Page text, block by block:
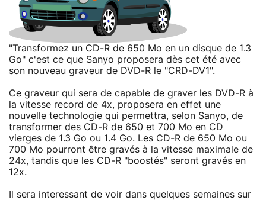
"Transformez un CD-R de 650 Mo en un disque de 1.3
Go" c'est ce que Sanyo proposera dès cet été avec
son nouveau graveur de DVD-R le "CRD-DV1".
Ce graveur qui sera de capable de graver les DVD-R à
la vitesse record de 4x, proposera en effet une
nouvelle technologie qui permettra, selon Sanyo, de
transformer des CD-R de 650 et 700 Mo en CD
vierges de 1.3 Go ou 1.4 Go. Les CD-R de 650 Mo ou
700 Mo pourront être gravés à la vitesse maximale de
24x, tandis que les CD-R "boostés" seront gravés en
12x.
Il sera interessant de voir dans quelques semaines sur